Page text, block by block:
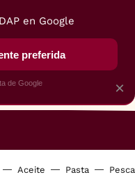
Aceite Pasta
×
en Google
preferida
de Google